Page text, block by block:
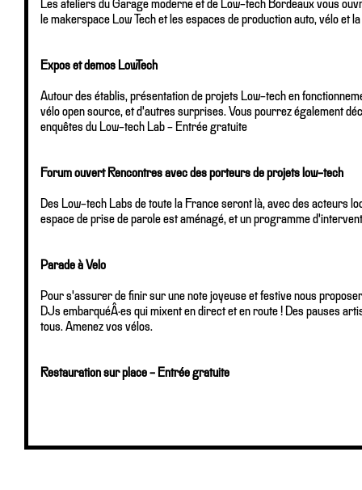
Les ateliers du Garage moderne et de Low-tech Bordeaux vous
le makerspace Low Tech et les espaces de production auto, vélo et
Expos et demos LowTech
Autour des établis, présentation de projets Low-tech en
vélo open source, et d'autres surprises. Vous pourrez également
enquêtes du Low-tech Lab - Entrée gratuite
Forum ouvert Rencontres avec des porteurs de projets low-tech
Des Low-tech Labs de toute la France seront là, avec des acteurs
espace de prise de parole est aménagé, et un programme
Parade à Velo
Pour s'assurer de finir sur une note joyeuse et festive nous
DJs embarquéÂ·es qui mixent en direct et en route ! Des pauses
tous. Amenez vos vélos.
Restauration sur place - Entrée gratuite